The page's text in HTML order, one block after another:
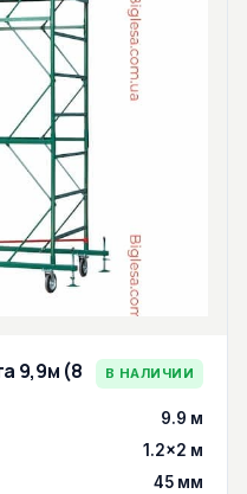
9,9м (8
В НАЛИЧИИ
9.9 м
1.2×2 м
45 мм